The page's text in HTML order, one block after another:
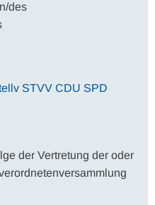
des
STVV CDU SPD
der Vertretung der oder